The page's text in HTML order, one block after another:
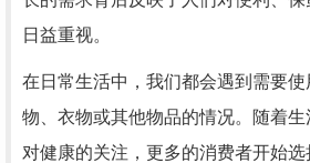
日益重视。
在日常生活中，我们都会遇到需要
物、衣物或其他物品的情况。随着
对健康的关注，更多的消费者开始